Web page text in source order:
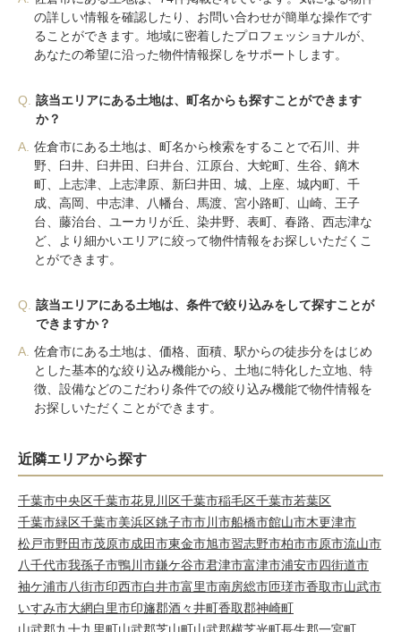
の詳しい情報を確認したり、お問い合わせが簡単な操作です
ることができます。地域に密着したプロフェッショナルが、
あなたの希望に沿った物件情報探しをサポートします。
Q.
該当エリアにある土地は、町名からも探すことができます
か？
A. 佐倉市にある土地は、町名から検索をすることで石川、井
野、臼井、臼井田、臼井台、江原台、大蛇町、生谷、鏑木
町、上志津、上志津原、新臼井田、城、上座、城内町、千
成、高岡、中志津、八幡台、馬渡、宮小路町、山崎、王子
台、藤治台、ユーカリが丘、染井野、表町、春路、西志津な
ど、より細かいエリアに絞って物件情報をお探しいただくこ
とができます。
Q.
該当エリアにある土地は、条件で絞り込みをして探すことが
できますか？
A. 佐倉市にある土地は、価格、面積、駅からの徒歩分をはじめ
とした基本的な絞り込み機能から、土地に特化した立地、特
徴、設備などのこだわり条件での絞り込み機能で物件情報を
お探しいただくことができます。
近隣エリアから探す
千葉市中央区千葉市花見川区千葉市稲毛区千葉市若葉区
千葉市緑区千葉市美浜区銚子市市川市船橋市館山市木更津市
松戸市野田市茂原市成田市東金市旭市習志野市柏市市原市流山市
八千代市我孫子市鴨川市鎌ケ谷市君津市富津市浦安市四街道市
袖ケ浦市八街市印西市白井市富里市南房総市匝瑳市香取市山武市
いすみ市大網白里市印旛郡酒々井町香取郡神崎町